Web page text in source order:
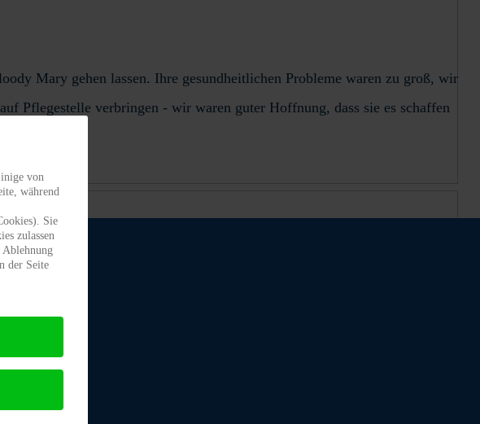
Mary gehen lassen. Ihre gesundheitlichen Probleme waren zu groß, wir
Pflegestelle verbringen - wir waren guter Hoffnung, dass sie es schaffen
von
während
Sie
zulassen
Ablehnung
der Seite